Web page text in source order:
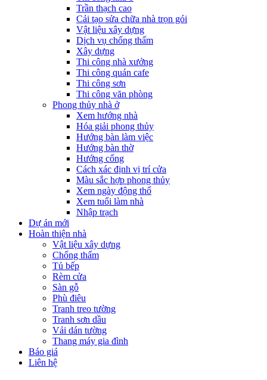
Trần thạch cao
Cải tạo sửa chữa nhà trọn gói
Vật liệu xây dựng
Dịch vụ chống thấm
Xây dựng
Thi công nhà xưởng
Thi công quán cafe
Thi công sơn
Thi công văn phòng
Phong thủy nhà ở
Xem hướng nhà
Hóa giải phong thủy
Hướng bàn làm việc
Hướng bàn thờ
Hướng cổng
Cách xác định vị trí cửa
Màu sắc hợp phong thủy
Xem ngày động thổ
Xem tuổi làm nhà
Nhập trạch
Dự án mới
Hoàn thiện nhà
Vật liệu xây dựng
Chống thấm
Tủ bếp
Rèm cửa
Sàn gỗ
Phù điêu
Tranh treo tường
Tranh sơn dầu
Vải dán tường
Thang máy gia đình
Báo giá
Liên hệ